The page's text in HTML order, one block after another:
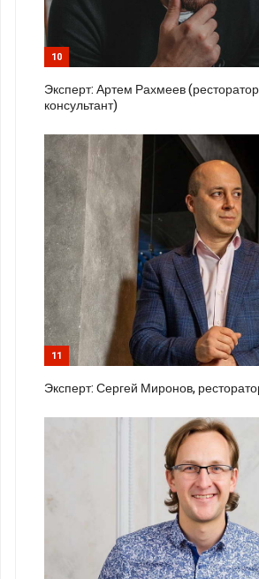
10
Эксперт: Артем Рахмеев
консультант)
11
Эксперт: Сергей Миронов,